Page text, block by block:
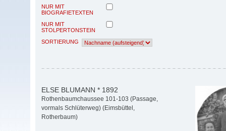
NUR MIT
BIOGRAFIETEXTEN
NUR MIT
STOLPERTONSTEIN
SORTIERUNG
ELSE BLUMANN * 1892
Rothenbaumchaussee 101-103 (Passage,
vormals Schlüterweg) (Eimsbüttel,
Rotherbaum)